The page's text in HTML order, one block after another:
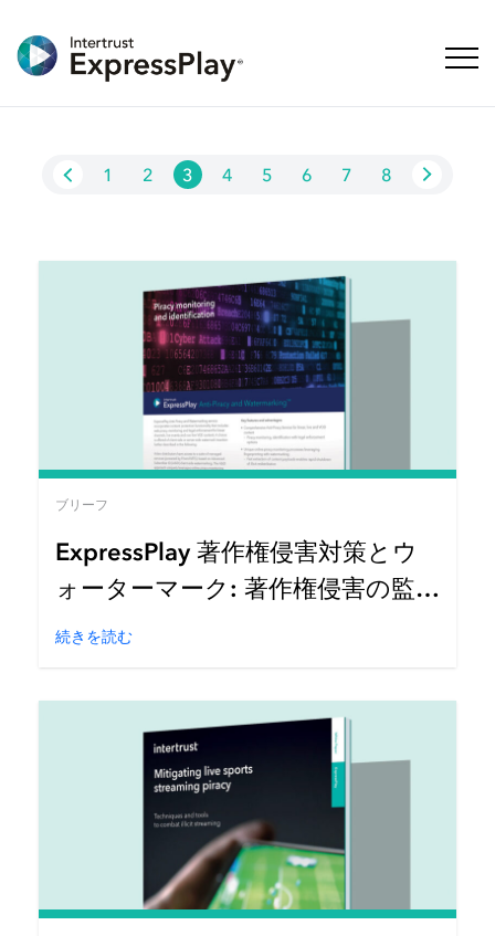
ナビ
1 2 3 4 5 6 7 8
ブリーフ
ExpressPlay 著作権侵害対策とウ
ォーターマーク: 著作権侵害の監視
と識別
続きを読む